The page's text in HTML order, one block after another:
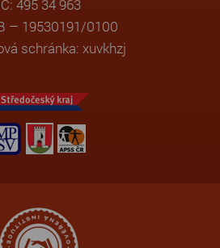
495 34 963
– 19530191/0100
schránka: xuvkhzj